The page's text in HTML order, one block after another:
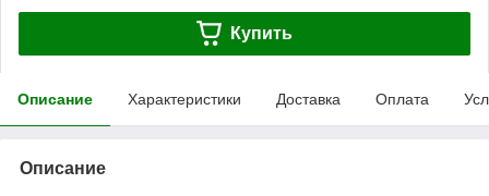
Купить
Описание Характеристики Доставка Оплата
Описание